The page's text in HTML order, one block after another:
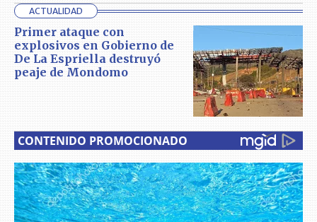
ACTUALIDAD
Primer ataque con
explosivos en Gobierno de
De La Espriella destruyó
peaje de Mondomo